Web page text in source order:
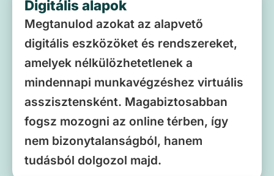
Digitális alapok
Megtanulod azokat az alapvető
digitális eszközöket és rendszereket,
amelyek nélkülözhetetlenek a
mindennapi munkavégzéshez virtuális
asszisztensként. Magabiztosabban
fogsz mozogni az online térben, így
nem bizonytalanságból, hanem
tudásból dolgozol majd.